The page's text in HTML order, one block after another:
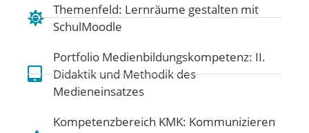
Themenfeld: Lernräume gestalten mit
SchulMoodle
Portfolio Medienbildungskompetenz: II.
Didaktik und Methodik des
Medieneinsatzes
Kompetenzbereich KMK: Kommunizieren